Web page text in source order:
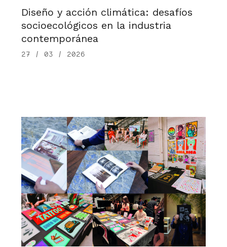
Diseño y acción climática: desafíos
socioecológicos en la industria
contemporánea
27 / 03 / 2026